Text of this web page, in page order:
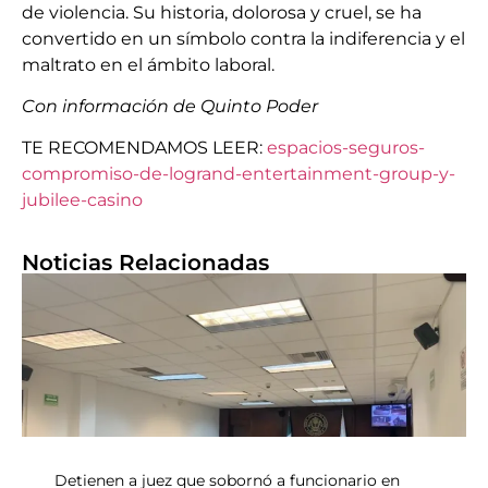
de violencia. Su historia, dolorosa y cruel, se ha
convertido en un símbolo contra la indiferencia y el
maltrato en el ámbito laboral.
Con información de Quinto Poder
TE RECOMENDAMOS LEER: espacios-seguros-
compromiso-de-logrand-entertainment-group-y-
jubilee-casino
Noticias Relacionadas
Detienen a juez que sobornó a funcionario en